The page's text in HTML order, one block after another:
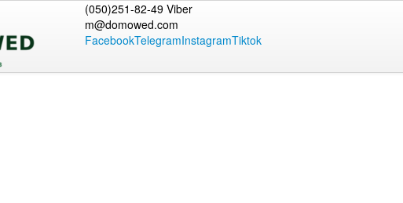
(050)251-82-49 Viber
m@domowed.com
FacebookTelegramInstagramTiktok